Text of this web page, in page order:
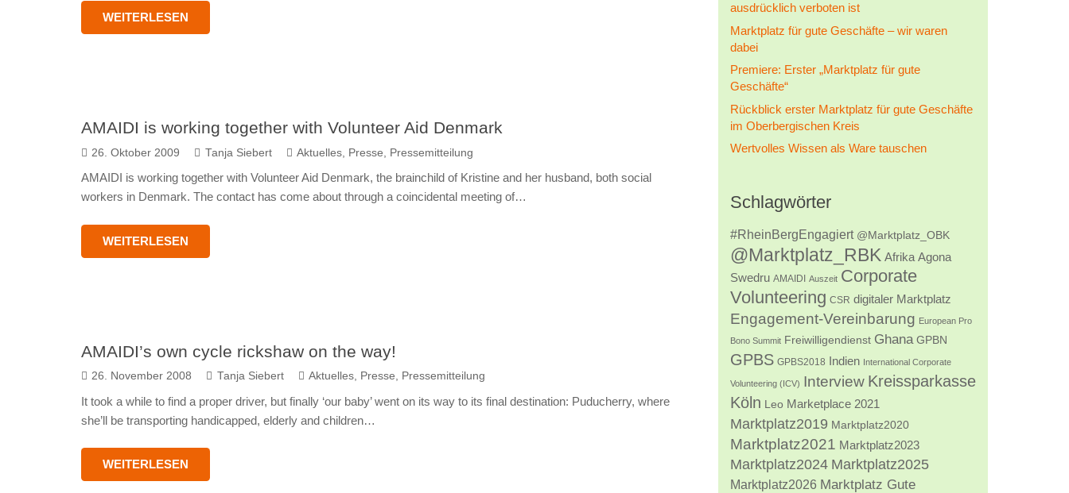
WEITERLESEN
AMAIDI is working together with Volunteer Aid Denmark
26. Oktober 2009 Tanja Siebert Aktuelles Presse Pressemitteilung
AMAIDI is working together with Volunteer Aid Denmark, the brainchild of Kristine and her husband, both social
workers in Denmark. The contact has come about through a coincidental meeting of…
WEITERLESEN
AMAIDI’s own cycle rickshaw on the way!
26. November 2008 Tanja Siebert Aktuelles, Presse, Pressemitteilung
It took a while to find a proper driver, but finally ‘our baby’ went on its way to its final destination: Puducherry, where
she’ll be transporting handicapped, elderly and children…
WEITERLESEN
ausdrücklich verboten ist
Marktplatz für gute Geschäfte – wir waren
dabei
Premiere: Erster „Marktplatz für gute
Geschäfte“
Rückblick erster Marktplatz für gute Geschäfte
im Oberbergischen Kreis
Wertvolles Wissen als Ware tauschen
Schlagwörter
#RheinBergEngagiert @Marktplatz_OBK
@Marktplatz_RBK Afrika Agona
Swedru AMAIDI Auszeit Corporate
Volunteering CSR digitaler Marktplatz
Engagement-Vereinbarung European Pro
Bono Summit Freiwilligendienst Ghana GPBN
GPBS GPBS2018 Indien International Corporate
Volunteering (ICV) Interview Kreissparkasse
Köln Leo Marketplace 2021
Marktplatz2019 Marktplatz2020
Marktplatz2021 Marktplatz2023
Marktplatz2024 Marktplatz2025
Marktplatz2026 Marktplatz Gute